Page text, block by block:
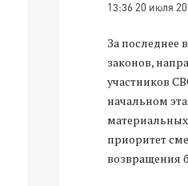
13:36 20 июля
За последнее
законов,
участников
начальном
материальных
приоритет
возвращения